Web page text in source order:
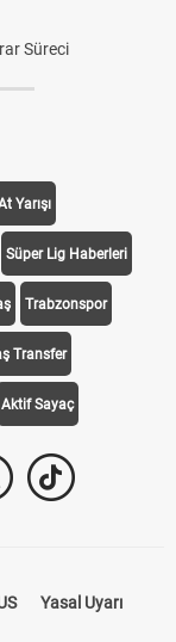
Süreci
Yarışı
Süper Lig Haberleri
Trabzonspor
Transfer
Aktif Sayaç
Yasal Uyarı